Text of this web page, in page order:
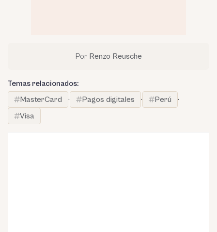
Por Renzo Reusche
Temas relacionados:
MasterCard
· Pagos digitales · Perú
·
Visa